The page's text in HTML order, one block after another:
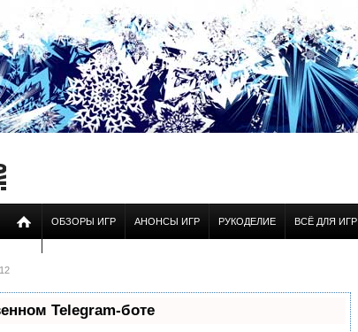
ОБЗОРЫ ИГР АНОНСЫ ИГР РУКОДЕЛИЕ ВСЁ ДЛЯ ИГР
Telegram-боте